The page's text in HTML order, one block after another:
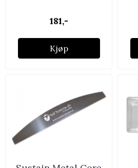
181,-
Kjøp